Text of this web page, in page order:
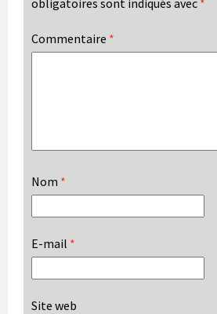
Commentaire *
Nom *
E-mail *
Site web